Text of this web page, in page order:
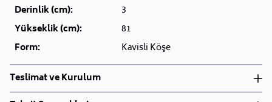
Derinlik (cm):
3
Yükseklik (cm):
81
Form:
Kavisli Köşe
Teslimat ve Kurulum